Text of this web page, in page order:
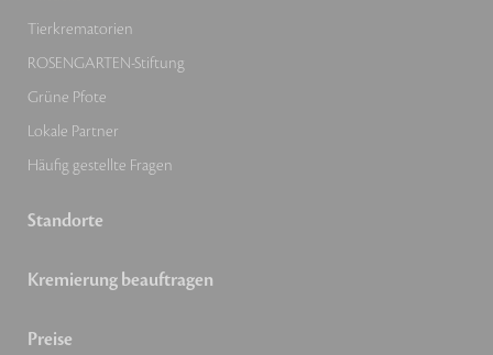
Tierkrematorien
ROSENGARTEN-Stiftung
Grüne Pfote
Lokale Partner
Häufig gestellte Fragen
Standorte
Kremierung beauftragen
Preise